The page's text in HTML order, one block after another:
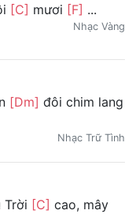
[C] mươi [F] ...
Nhạc Vàng
[Dm] đôi chim lang
Nhạc Trữ Tình
Trời [C] cao, mây